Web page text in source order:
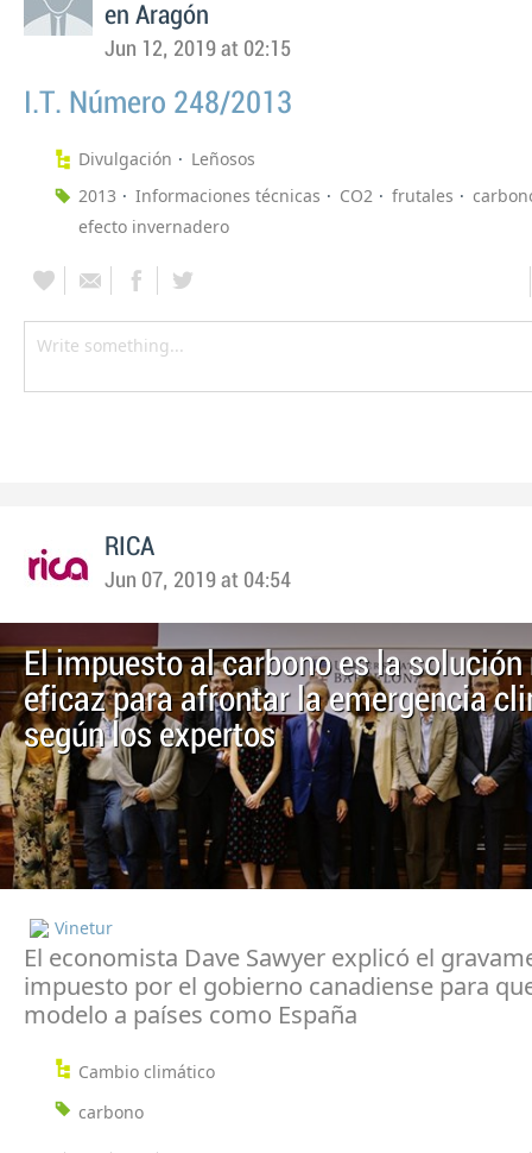
en Aragón
Jun 12, 2019 at 02:15
I.T. Número 248/2013
Divulgación
Leñosos
2013
Informaciones técnicas CO2 frutales
efecto invernadero
RICA
Jun 07, 2019 at 04:54
El impuesto al carbono es la solución
eficaz para afrontar la emergencia
según los expertos
Vinetur
El economista Dave Sawyer explicó el
impuesto por el gobierno canadiense para
modelo a países como España
Cambio climático
carbono